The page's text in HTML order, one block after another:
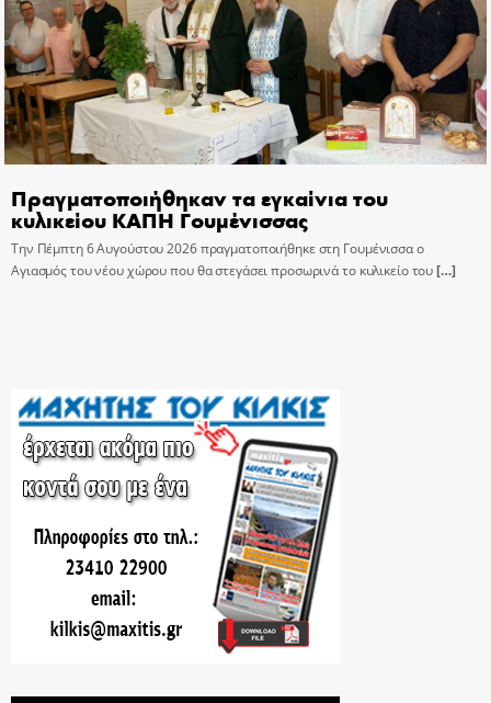
Πραγματοποιήθηκαν τα εγκαίνια του
κυλικείου ΚΑΠΗ Γουμένισσας
Την Πέμπτη 6 Αυγούστου 2026 πραγματοποιήθηκε στη Γουμένισσα ο
Αγιασμός του νέου χώρου που θα στεγάσει προσωρινά το κυλικείο του[…]